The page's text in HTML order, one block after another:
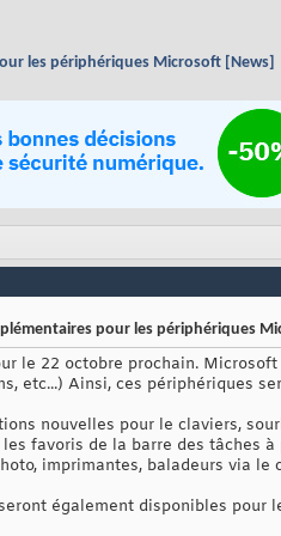
les périphériques Microsoft [News]
pour les périphériques
le 22 octobre prochain.
etc...) Ainsi, ces périphériques
nouvelles pour le claviers,
favoris de la barre des tâches
imprimantes, baladeurs via le
également disponibles pour